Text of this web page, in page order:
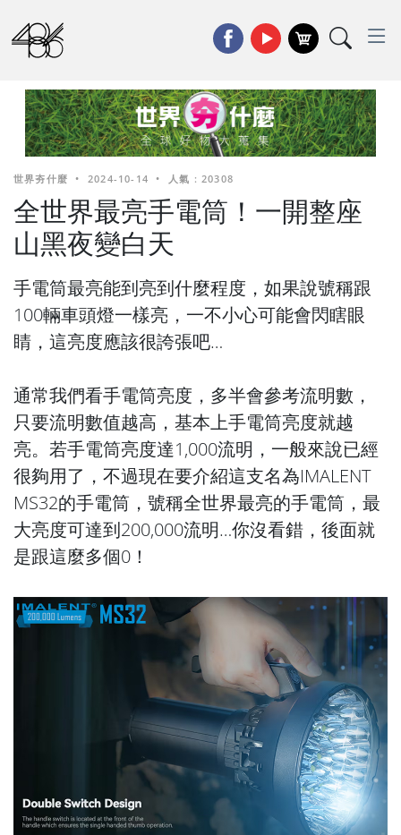
世界夯什麼 • 2024-10-14 • 人氣 : 20308
全世界最亮手電筒！一開整座
山黑夜變白天
手電筒最亮能到亮到什麼程度，如果說號稱跟
100輛車頭燈一樣亮，一不小心可能會閃瞎眼
睛，這亮度應該很誇張吧…
通常我們看手電筒亮度，多半會參考流明數，
只要流明數值越高，基本上手電筒亮度就越
亮。若手電筒亮度達1,000流明，一般來說已經
很夠用了，不過現在要介紹這支名為IMALENT
MS32的手電筒，號稱全世界最亮的手電筒，最
大亮度可達到200,000流明…你沒看錯，後面就
是跟這麼多個0！